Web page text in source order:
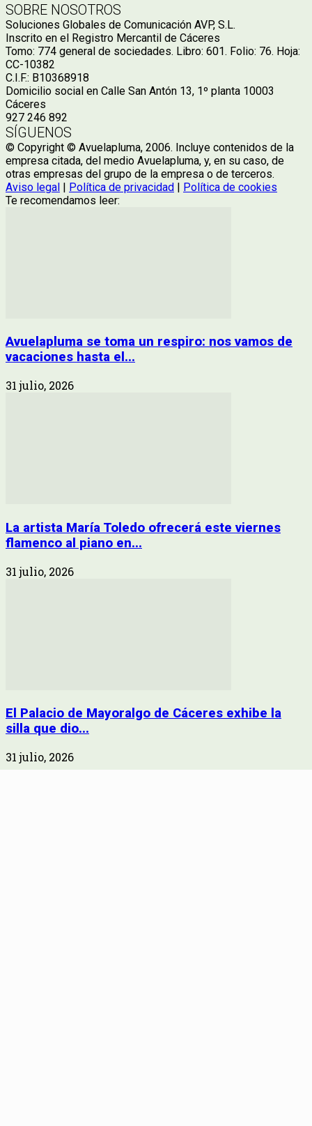
SOBRE NOSOTROS
Soluciones Globales de Comunicación AVP, S.L.
Inscrito en el Registro Mercantil de Cáceres
Tomo: 774 general de sociedades. Libro: 601. Folio: 76. Hoja:
CC-10382
C.I.F.: B10368918
Domicilio social en Calle San Antón 13, 1º planta 10003
Cáceres
927 246 892
SÍGUENOS
© Copyright © Avuelapluma, 2006. Incluye contenidos de la
empresa citada, del medio Avuelapluma, y, en su caso, de
otras empresas del grupo de la empresa o de terceros.
Aviso legal | Política de privacidad | Política de cookies
Te recomendamos leer:
Avuelapluma se toma un respiro: nos vamos de
vacaciones hasta el...
31 julio, 2026
La artista María Toledo ofrecerá este viernes
flamenco al piano en...
31 julio, 2026
El Palacio de Mayoralgo de Cáceres exhibe la
silla que dio...
31 julio, 2026